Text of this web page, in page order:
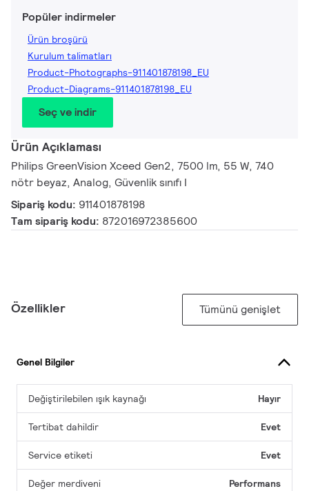
Popüler indirmeler
Ürün broşürü
Kurulum talimatları
Product-Photographs-911401878198_EU
Product-Diagrams-911401878198_EU
Seç ve indir
Ürün Açıklaması
Philips GreenVision Xceed Gen2, 7500 lm, 55 W, 740
nötr beyaz, Analog, Güvenlik sınıfı I
Sipariş kodu: 911401878198
Tam sipariş kodu: 872016972385600
Özellikler Tümünü genişlet
Genel Bilgiler
Değiştirilebilen ışık kaynağı Hayır
Tertibat dahildir Evet
Service etiketi Evet
Değer merdiveni Performans